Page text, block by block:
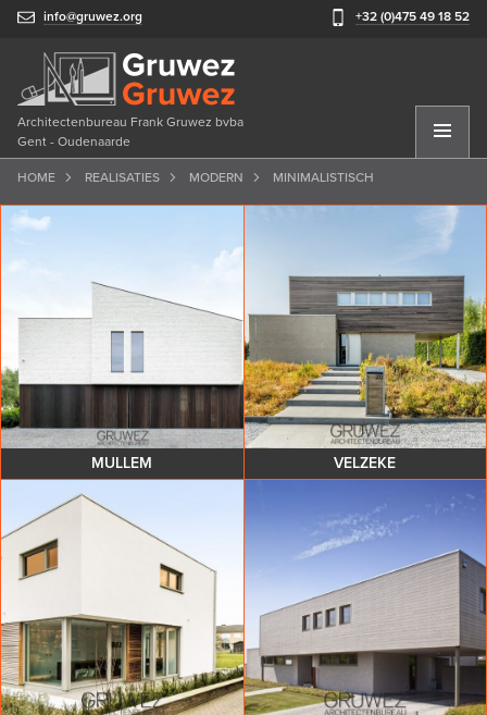
info@gruwez.org +32 (0)475 49 18 52
Architectenbureau Frank Gruwez bvba
Gent - Oudenaarde
HOME REALISATIES MODERN MINIMALISTISCH
MULLEM VELZEKE